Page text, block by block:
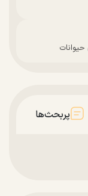
پربحث‌ها